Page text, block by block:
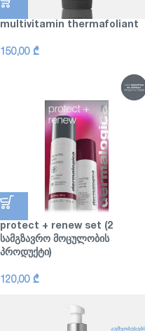
multivitamin thermafoliant
150,00 ₾
protect + renew set (2
სამგზავრო მოცულობის
პროდუქტი)
120,00 ₾